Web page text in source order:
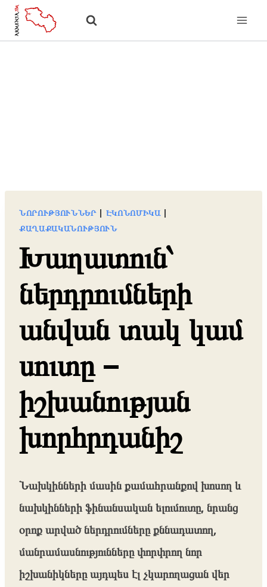
Skip
ՆՈՐՈՒԹՅՈՒՆՆԵՐ| ԷԿՈՆՈՄԻԿԱ|
ՔԱՂԱՔԱԿԱՆՈՒԹՅՈՒՆ
Խաղատուն՝
ներդրումների
անվան տակ կամ
սուտը –
իշխանության
խորհրդանիշ
Նախկինների մասին քամահրանքով խոսող և
նախկինների ֆինանսական ելումուտը, նրանց
օրոք արված ներդրումները քննադատող,
մանրամասնությունները փորփրող նոր
իշխանիկները այդպես էլ չկարողացան վեր